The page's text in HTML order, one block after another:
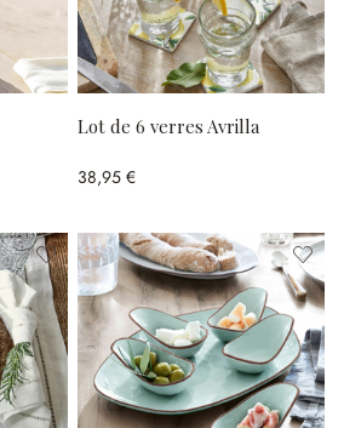
Lot de 6 verres Avrilla
38,95 €